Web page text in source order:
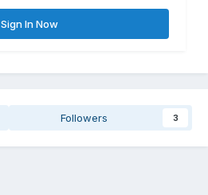
Sign In Now
Followers 3